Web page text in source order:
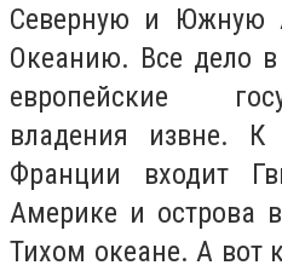
Северную и Южную
Океанию. Все дело
европейские
владения извне. К
Франции входит
Америке и острова
Тихом океане. А вот